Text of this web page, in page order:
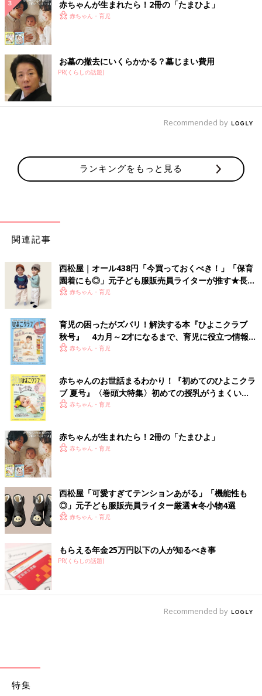
赤ちゃんが生まれたら！2冊の「たまひよ」
赤ちゃん・育児
お墓の撤去にいくらかかる？墓じまい費用
PR(くらしの話題)
Recommended by
ランキングをもっと見る
関連記事
西松屋｜オール438円「今買っておくべき！」「保育
園着にも◎」元子ども服販売員ライターが推す★長袖
Tシャツ5選
赤ちゃん・育児
育児の困ったがズバリ！解決する本『ひよこクラブ
秋号』 4カ月～2才になるまで、育児に役立つ情報が
いっぱい！
赤ちゃん・育児
赤ちゃんのお世話まるわかり！『初めてのひよこクラ
ブ 夏号』〈巻頭大特集〉初めての授乳がうまくい
く！ おっぱい・ミルクの基本と夏のトラブル 解決テ
赤ちゃん・育児
赤ちゃんが生まれたら！2冊の「たまひよ」
赤ちゃん・育児
西松屋「可愛すぎてテンションあがる」「機能性も
◎」元子ども服販売員ライター厳選★冬小物4選
赤ちゃん・育児
もらえる年金25万円以下の人が知るべき事
PR(くらしの話題)
Recommended by
特集